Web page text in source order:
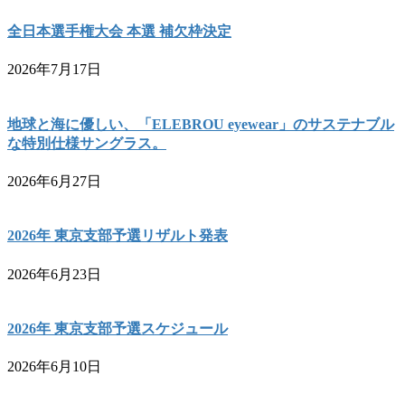
全日本選手権大会 本選 補欠枠決定
2026年7月17日
地球と海に優しい、「ELEBROU eyewear」のサステナブル
な特別仕様サングラス。
2026年6月27日
2026年 東京支部予選リザルト発表
2026年6月23日
2026年 東京支部予選スケジュール
2026年6月10日